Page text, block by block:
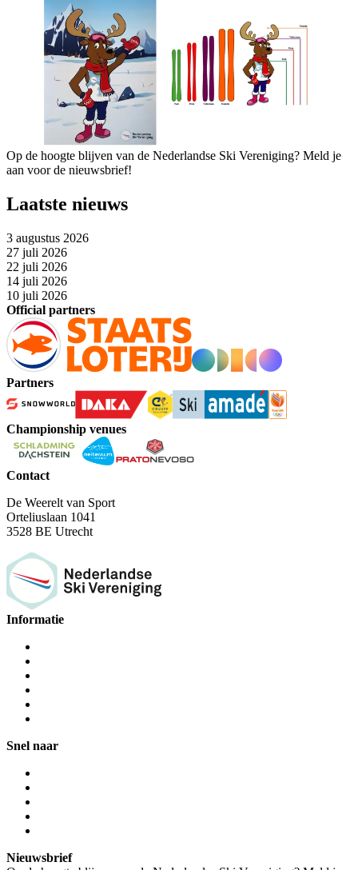
Op de hoogte blijven van de Nederlandse Ski Vereniging? Meld je
aan voor de nieuwsbrief!
Laatste nieuws
3 augustus 2026
27 juli 2026
22 juli 2026
14 juli 2026
10 juli 2026
Official partners
Partners
Championship venues
Contact
De Weerelt van Sport
Orteliuslaan 1041
3528 BE Utrecht
Informatie
Snel naar
Nieuwsbrief